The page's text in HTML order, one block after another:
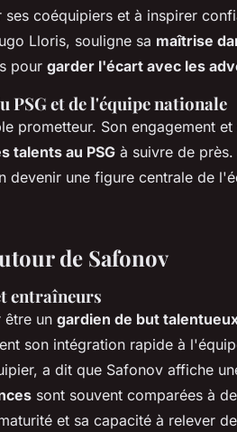
coéquipiers et à inspirer
Lloris, souligne sa maîtrise
pour garder l'écart avec les
PSG et de l'équipe nationale
prometteur. Son engagement
talents au PSG à suivre de près.
devenir une figure centrale de
de Safonov
entraîneurs
être un gardien de but
son intégration rapide à
a dit que Safonov affiche
sont souvent comparées à
et sa capacité à relever